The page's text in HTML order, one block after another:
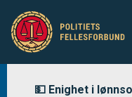
💵 Enighet i